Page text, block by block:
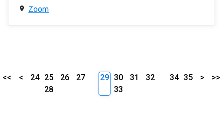
Zoom
<< < 24 25 26
27
28
29 30 31
32
33
34 35 > >>